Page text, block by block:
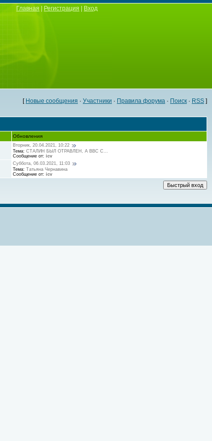
Главная Регистрация Вход
[ Новые сообщения · Участники · Правила форума · Поиск · RSS ]
Обновления
Вторник, 20.04.2021, 10:22
Тема: СТАЛИН БЫЛ ОТРАВЛЕН, А ВВС С...
Сообщение от: icv
Суббота, 06.03.2021, 11:03
Тема: Татьяна Чернавина
Сообщение от: icv